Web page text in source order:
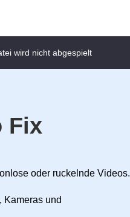
wird nicht abgespielt
Fix
oder ruckelnde Videos.
Kameras und